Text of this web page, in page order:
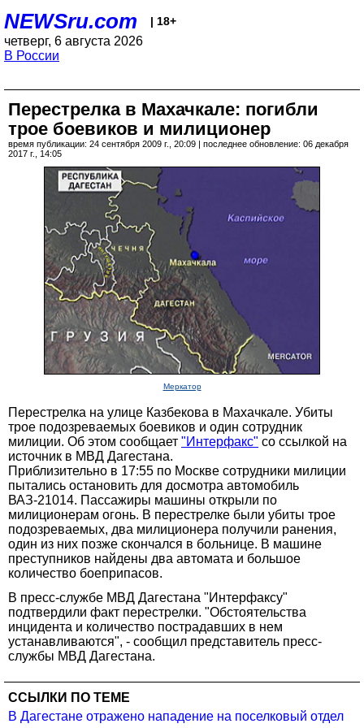
NEWSru.com | 18+
четверг, 6 августа 2026
В России
Перестрелка в Махачкале: погибли
трое боевиков и милиционер
время публикации: 24 сентября 2009 г., 20:09 | последнее обновление: 06 декабря
2017 г., 14:05
Меркатор
Перестрелка на улице Казбекова в Махачкале. Убиты
трое подозреваемых боевиков и один сотрудник
милиции. Об этом сообщает "Интерфакс" со ссылкой на
источник в МВД Дагестана.
Приблизительно в 17:55 по Москве сотрудники милиции
пытались остановить для досмотра автомобиль
ВАЗ-21014. Пассажиры машины открыли по
милиционерам огонь. В перестрелке были убиты трое
подозреваемых, два милиционера получили ранения,
один из них позже скончался в больнице. В машине
преступников найдены два автомата и большое
количество боеприпасов.
В пресс-службе МВД Дагестана "Интерфаксу"
подтвердили факт перестрелки. "Обстоятельства
инцидента и количество пострадавших в нем
устанавливаются", - сообщил представитель пресс-
службы МВД Дагестана.
ССЫЛКИ ПО ТЕМЕ
В Дагестане отражено нападение на поселковый отдел